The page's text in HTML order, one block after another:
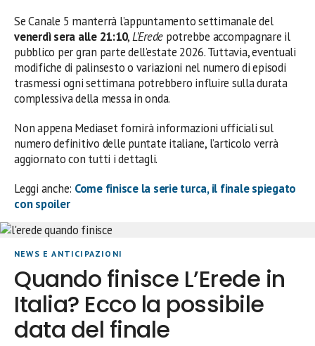
Se Canale 5 manterrà l’appuntamento settimanale del
venerdì sera alle 21:10,L’Erede potrebbe accompagnare il
pubblico per gran parte dell’estate 2026. Tuttavia, eventuali
modifiche di palinsesto o variazioni nel numero di episodi
trasmessi ogni settimana potrebbero influire sulla durata
complessiva della messa in onda.
Non appena Mediaset fornirà informazioni ufficiali sul
numero definitivo delle puntate italiane, l’articolo verrà
aggiornato con tutti i dettagli.
Leggi anche: Come finisce la serie turca, il finale spiegato
con spoiler
NEWS E ANTICIPAZIONI
Quando finisce L’Erede in
Italia? Ecco la possibile
data del finale